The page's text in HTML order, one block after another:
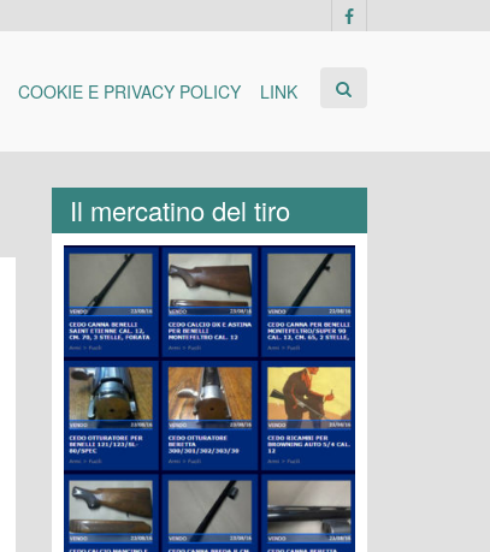
COOKIE E PRIVACY POLICY LINK
Il mercatino del tiro